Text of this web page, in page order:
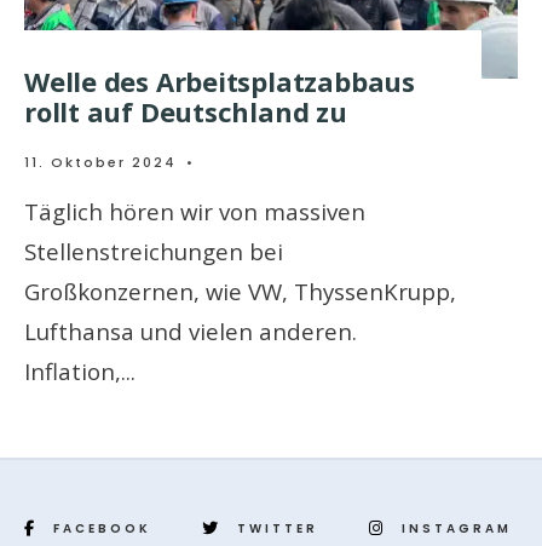
Welle des Arbeitsplatzabbaus
rollt auf Deutschland zu
11. Oktober 2024 •
Täglich hören wir von massiven
Stellenstreichungen bei
Großkonzernen, wie VW, ThyssenKrupp,
Lufthansa und vielen anderen.
Inflation,...
FACEBOOK TWITTER INSTAGRAM